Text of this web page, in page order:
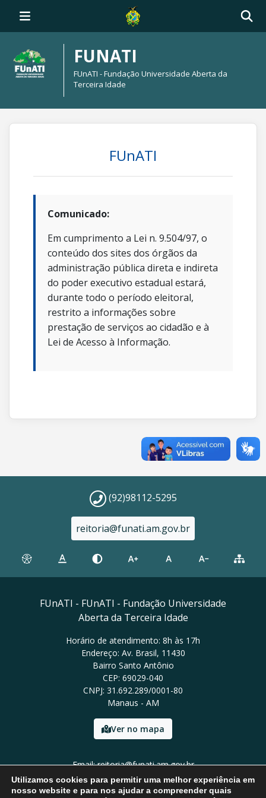
FUNATI
FUnATI - Fundação Universidade Aberta da
Terceira Idade
FUnATI
Comunicado:
Em cumprimento a Lei n. 9.504/97, o
conteúdo dos sites dos órgãos da
administração pública direta e indireta
do poder executivo estadual estará,
durante todo o período eleitoral,
restrito a informações sobre
prestação de serviços ao cidadão e à
Lei de Acesso à Informação.
(92)98112-5295
reitoria@funati.am.gov.br
FUnATI - FUnATI - Fundação Universidade
Aberta da Terceira Idade
Horário de atendimento: 8h às 17h
Endereço: Av. Brasil, 11430
Bairro Santo Antônio
CEP: 69029-040
CNPJ: 31.692.289/0001-80
Manaus - AM
Ver no mapa
Email: reitoria@funati.am.gov.br
Tel: (92)98112-5295
Utilizamos cookies para permitir uma melhor experiência em
nosso website e para nos ajudar a compreender quais